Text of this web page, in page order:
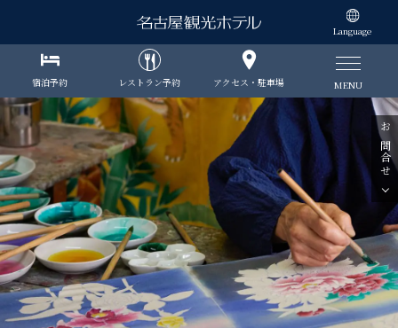
Language
宿泊予約 レストラン予約 アクセス・駐車場 MENU
お問合せ